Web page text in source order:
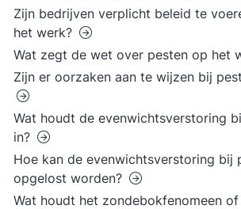
Zijn bedrijven verplicht beleid te
het werk?
Wat zegt de wet over pesten op het
Zijn er oorzaken aan te wijzen bij
Wat houdt de evenwichtsverstoring
in?
Hoe kan de evenwichtsverstoring bij
opgelost worden?
Wat houdt het zondebokfenomeen of